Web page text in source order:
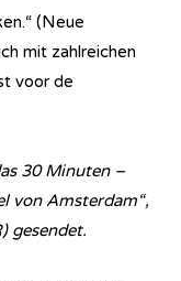
(Neue
mit zahlreichen
voor de
30 Minuten –
von Amsterdam“,
gesendet.